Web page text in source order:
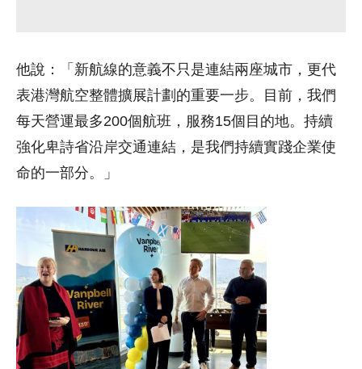
他說：「新航線的意義不只是連結兩座城市，更代
表港灣航空整體擴展計劃的重要一步。目前，我們
每天營運最多200個航班，服務15個目的地。持續
強化卑詩省沿岸交通連結，是我們持續實踐企業使
命的一部分。」